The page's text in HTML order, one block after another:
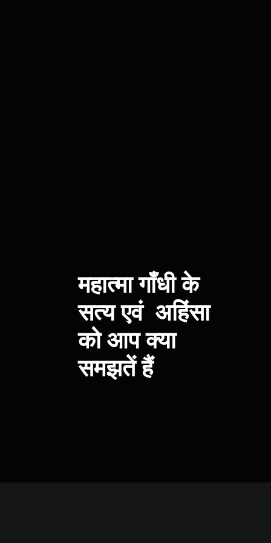
महात्मा गाँधी के
सत्य एवं अहिंसा
को आप क्या
समझतें हैं